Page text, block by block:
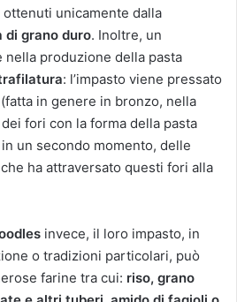
unicamente dalla
di grano duro. Inoltre, un
nella produzione della pasta
: l’impasto viene pressato
in genere in bronzo, nella
fori con la forma della pasta
un secondo momento, delle
ha attraversato questi fori alla
invece, il loro impasto, in
o tradizioni particolari, può
farine tra cui: riso, grano